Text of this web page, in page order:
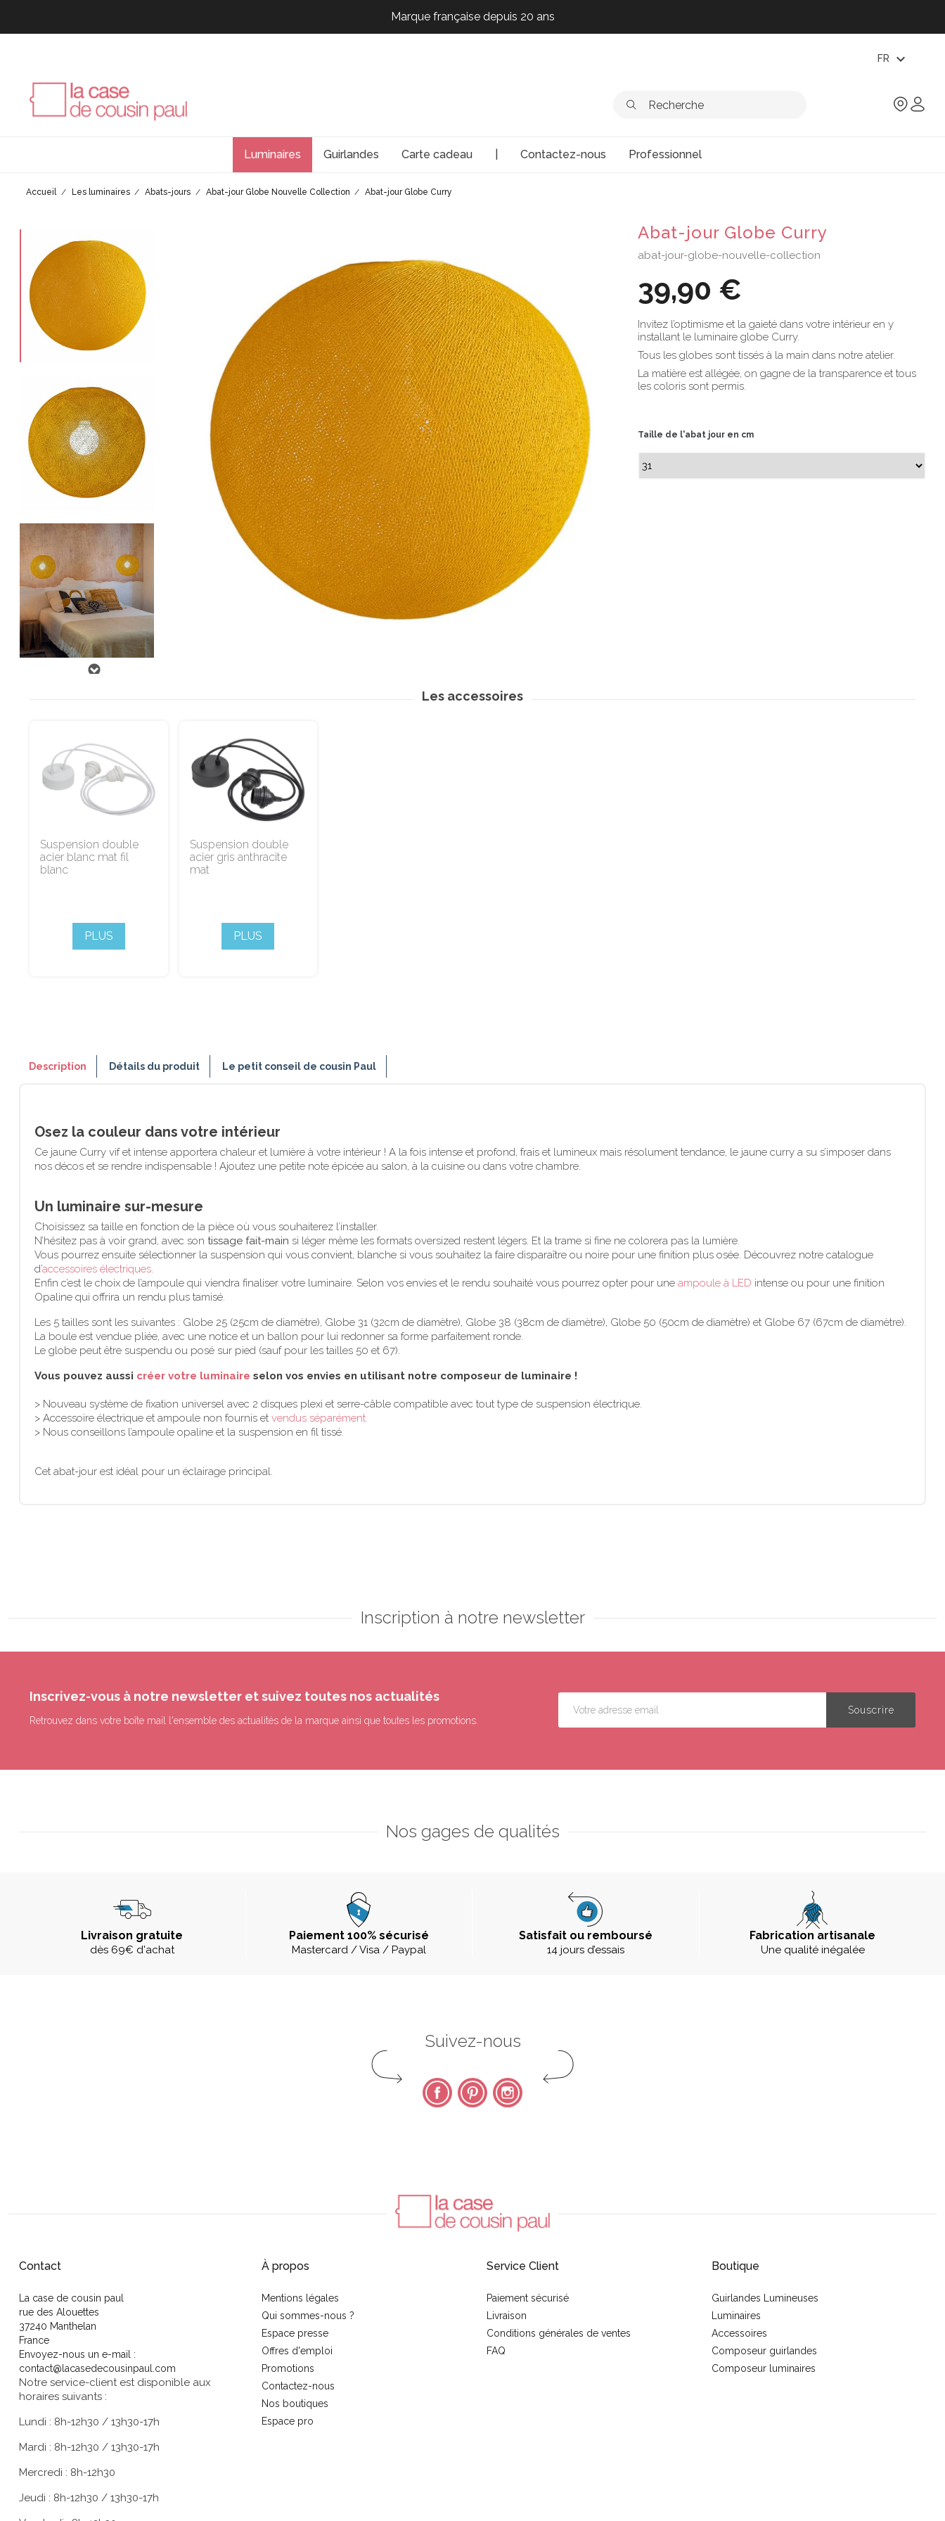
Marque française depuis 20 ans
Marque française depuis 20 ans
FR expand_more
Luminaires Guirlandes Carte cadeau Contactez-nous Professionnel
Accueil Les luminaires Abats-jours Abat-jour Globe Nouvelle Collection Abat-jour Globe Curry
Abat-jour Globe Curry
abat-jour-globe-nouvelle-collection
39,90 €
Invitez l’optimisme et la gaieté dans votre intérieur en y
installant le luminaire globe Curry.
Tous les globes sont tissés à la main dans notre atelier.
La matière est allégée, on gagne de la transparence et tous
les coloris sont permis.
Taille de l'abat jour en cm
Les accessoires
Suspension double
acier blanc mat fil
blanc
PLUS
Suspension double
acier gris anthracite
mat
PLUS
Description Détails du produit Le petit conseil de cousin Paul
Osez la couleur dans votre intérieur
Ce jaune Curry vif et intense apportera chaleur et lumière à votre intérieur ! A la fois intense et profond, frais et lumineux mais résolument tendance, le jaune curry a su s’imposer dans
nos décos et se rendre indispensable ! Ajoutez une petite note épicée au salon, à la cuisine ou dans votre chambre.
Un luminaire sur-mesure
Choisissez sa taille en fonction de la pièce où vous souhaiterez l’installer.
N’hésitez pas à voir grand, avec son tissage fait-main si léger même les formats oversized restent légers. Et la trame si fine ne colorera pas la lumière.
Vous pourrez ensuite sélectionner la suspension qui vous convient, blanche si vous souhaitez la faire disparaître ou noire pour une finition plus osée. Découvrez notre catalogue
d’accessoires électriques.
Enfin c’est le choix de l’ampoule qui viendra finaliser votre luminaire. Selon vos envies et le rendu souhaité vous pourrez opter pour une ampoule à LED intense ou pour une finition
Opaline qui offrira un rendu plus tamisé.
Les 5 tailles sont les suivantes : Globe 25 (25cm de diamètre), Globe 31 (32cm de diamètre), Globe 38 (38cm de diamètre), Globe 50 (50cm de diamètre) et Globe 67 (67cm de diamètre).
La boule est vendue pliée, avec une notice et un ballon pour lui redonner sa forme parfaitement ronde.
Le globe peut être suspendu ou posé sur pied (sauf pour les tailles 50 et 67).
Vous pouvez aussi créer votre luminaire selon vos envies en utilisant notre composeur de luminaire !
> Nouveau système de fixation universel avec 2 disques plexi et serre-câble compatible avec tout type de suspension électrique.
> Accessoire électrique et ampoule non fournis et vendus séparément.
> Nous conseillons l’ampoule opaline et la suspension en fil tissé.
Cet abat-jour est idéal pour un éclairage principal.
Inscription à notre newsletter
Inscrivez-vous à notre newsletter et suivez toutes nos actualités
Retrouvez dans votre boîte mail l'ensemble des actualités de la marque ainsi que toutes les promotions.
Nos gages de qualités
Livraison gratuite
dès 69€ d'achat
Paiement 100% sécurisé
Mastercard / Visa / Paypal
Satisfait ou remboursé
14 jours d’essais
Fabrication artisanale
Une qualité inégalée
Suivez-nous
FacebookPinterest Instagram
Contact
La case de cousin paul
rue des Alouettes
37240 Manthelan
France
Envoyez-nous un e-mail :
contact@lacasedecousinpaul.com
Notre service-client est disponible aux
horaires suivants :
Lundi : 8h-12h30 / 13h30-17h
Mardi : 8h-12h30 / 13h30-17h
Mercredi : 8h-12h30
Jeudi : 8h-12h30 / 13h30-17h
À propos
Mentions légales
Qui sommes-nous ?
Espace presse
Offres d'emploi
Promotions
Contactez-nous
Nos boutiques
Espace pro
Service Client
Paiement sécurisé
Livraison
Conditions générales de ventes
FAQ
Boutique
Guirlandes Lumineuses
Luminaires
Accessoires
Composeur guirlandes
Composeur luminaires